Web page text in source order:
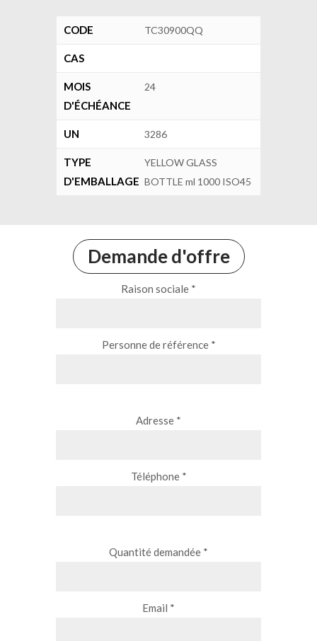
CODE TC30900QQ
CAS
MOIS
D'ÉCHÉANCE
24
UN 3286
TYPE
D'EMBALLAGE
YELLOW GLASS
BOTTLE ml 1000 ISO45
Demande d'offre
Raison sociale *
Personne de référence *
Adresse *
Téléphone *
Quantité demandée *
Email *